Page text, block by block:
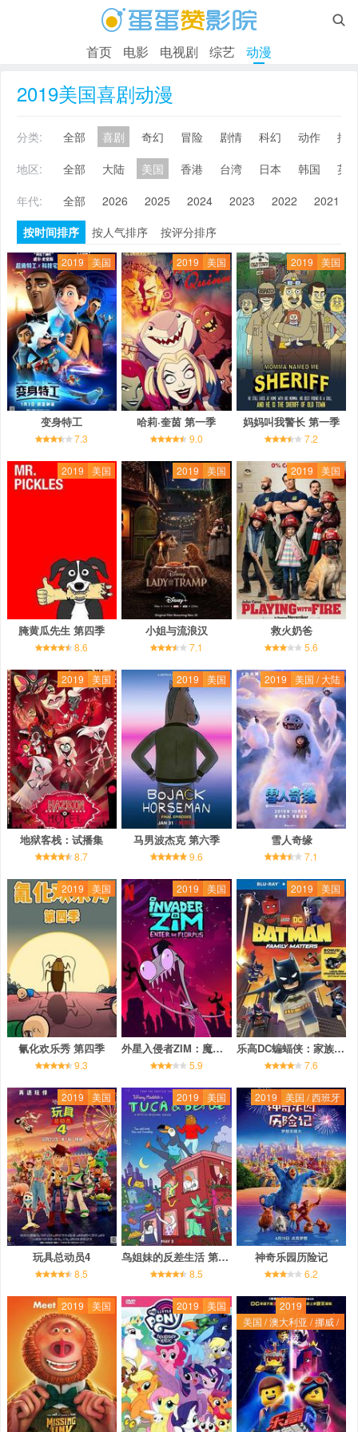

首页 电影 电视剧 综艺 动漫
2019美国喜剧动漫
分类: 全部 喜剧 奇幻 冒险 剧情 科幻 动作
搞
地区:
全部 大陆 美国 香港 台湾 日本 韩国
英
年代:
全部 2026 2025 2024 2023 2022 2021
按时间排序
按人气排序 按评分排序
2019 美国
变身特工
7.3
2019 美国
哈莉·奎茵 第一季
9.0
2019 美国
妈妈叫我警长 第一季
7.2
2019 美国
腌黄瓜先生 第四季
8.6
2019 美国
小姐与流浪汉
7.1
2019 美国
救火奶爸
5.6
2019 美国
地狱客栈：试播集
8.7
2019 美国
马男波杰克 第六季
9.6
2019 美国 / 大陆
雪人奇缘
7.1
2019 美国
氰化欢乐秀 第四季
9.3
2019 美国
外星入侵者ZIM：魔幻入口
5.9
2019 美国
乐高DC蝙蝠侠：家族事务
7.6
2019 美国
玩具总动员4
8.5
2019 美国
鸟姐妹的反差生活 第一季
8.5
2019 美国 / 西班牙
神奇乐园历险记
6.2
2019 美国 2019 美国
2019
美国 / 澳大利亚 / 挪威 /
丹麦